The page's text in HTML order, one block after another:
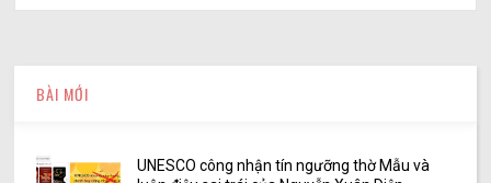
BÀI MỚI
UNESCO công nhận tín ngưỡng thờ Mẫu và